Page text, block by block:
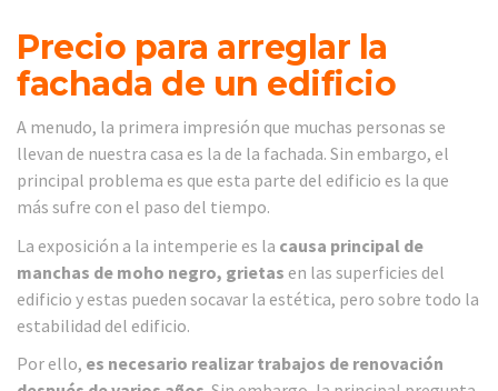
Precio para arreglar la
fachada de un edificio
A menudo, la primera impresión que muchas personas se
llevan de nuestra casa es la de la fachada. Sin embargo, el
principal problema es que esta parte del edificio es la que
más sufre con el paso del tiempo.
La exposición a la intemperie es la causa principal de
manchas de moho negro, grietas en las superficies del
edificio y estas pueden socavar la estética, pero sobre todo la
estabilidad del edificio.
Por ello, es necesario realizar trabajos de renovación